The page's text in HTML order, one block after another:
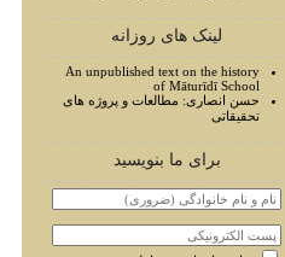
لینک های روزانه
An unpublished text on the history
of Māturīdī School
حسن انصاری: مطالعات و پروژه های
تحقیقاتی
برای ما بنویسید